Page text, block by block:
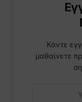
Κάντε
μαθαίνετε